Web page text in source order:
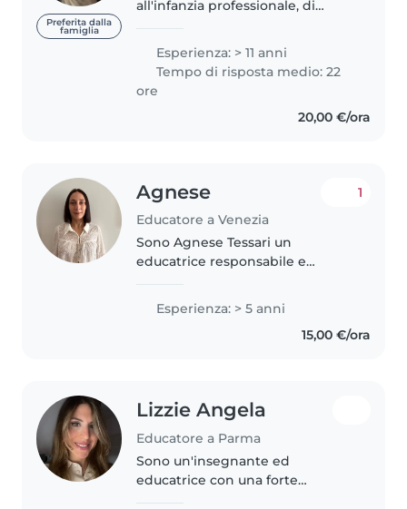
Preferita dalla
famiglia
all'infanzia professionale, di
età da 0 a 6 anni. Dal 2000 al 2014
ho coordinato in..
Esperienza: > 11 anni
Tempo di risposta medio: 22
ore
20,00 €/ora
Agnese
Educatore a Venezia
1
Sono Agnese Tessari un
educatrice responsabile e
esperienza nel prendermi cura di
bambini di tutte le fasce d'età,
dai neonati ai bambini delle
Esperienza: > 5 anni
15,00 €/ora
Lizzie Angela
Educatore a Parma
Sono un'insegnante ed
educatrice con una forte